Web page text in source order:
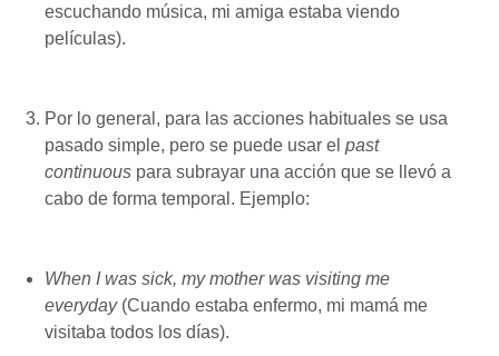
escuchando música, mi amiga estaba viendo
películas).
Por lo general, para las acciones habituales se usa
pasado simple, pero se puede usar el past
continuous para subrayar una acción que se llevó a
cabo de forma temporal. Ejemplo:
When I was sick, my mother was visiting me
everyday (Cuando estaba enfermo, mi mamá me
visitaba todos los días).